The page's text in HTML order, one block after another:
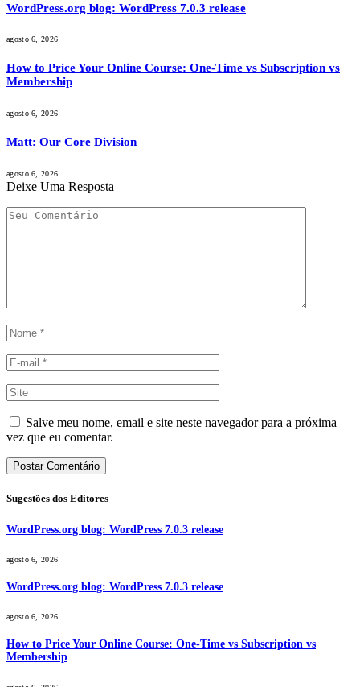
WordPress.org blog: WordPress 7.0.3 release
agosto 6, 2026
How to Price Your Online Course: One-Time vs Subscription vs
Membership
agosto 6, 2026
Matt: Our Core Division
agosto 6, 2026
Deixe Uma Resposta
Salve meu nome, email e site neste navegador para a próxima
vez que eu comentar.
Sugestões dos Editores
WordPress.org blog: WordPress 7.0.3 release
agosto 6, 2026
WordPress.org blog: WordPress 7.0.3 release
agosto 6, 2026
How to Price Your Online Course: One-Time vs Subscription vs
Membership